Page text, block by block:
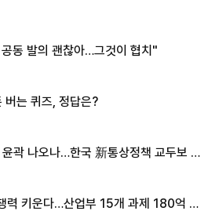
동 발의 괜찮아…그것이 협치"
버는 퀴즈, 정답은?
곽 나오나…한국 新통상정책 교두보 활
력 키운다…산업부 15개 과제 180억 지